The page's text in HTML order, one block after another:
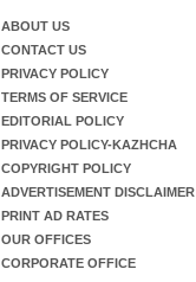
ABOUT US
CONTACT US
PRIVACY POLICY
TERMS OF SERVICE
EDITORIAL POLICY
PRIVACY POLICY-KAZHCHA
COPYRIGHT POLICY
ADVERTISEMENT DISCLAIMER
PRINT AD RATES
OUR OFFICES
CORPORATE OFFICE